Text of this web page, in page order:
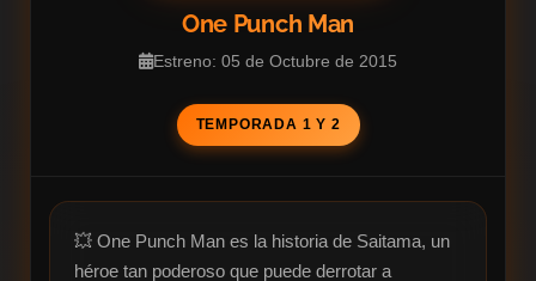
One Punch Man
Estreno: 05 de Octubre de 2015
TEMPORADA 1 Y 2
💥 One Punch Man es la historia de Saitama, un
héroe tan poderoso que puede derrotar a